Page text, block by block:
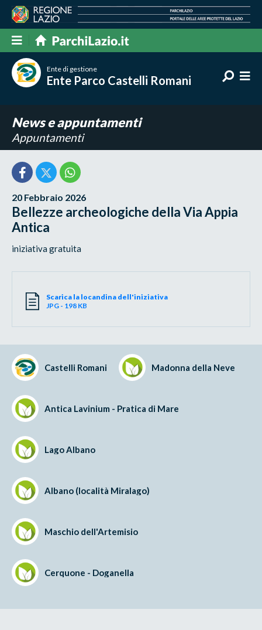
Ente di gestione
Ente Parco Castelli Romani
News e appuntamenti
Appuntamenti
20 Febbraio 2026
Bellezze archeologiche della Via Appia
Antica
iniziativa gratuita
Scarica la locandina dell'iniziativa
JPG - 198 KB
Castelli Romani Madonna della Neve
Antica Lavinium - Pratica di Mare
Lago Albano
Albano (località Miralago)
Maschio dell'Artemisio
Cerquone - Doganella